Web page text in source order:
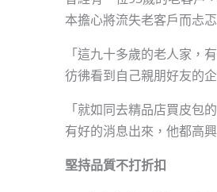
本擔心將流失老客戶而忐
「這九十多歲的老人家，
彷彿看到自己親朋好友的
「就如同去精品店買皮包
有好的消息出來，他都高
堅持品質不打折扣